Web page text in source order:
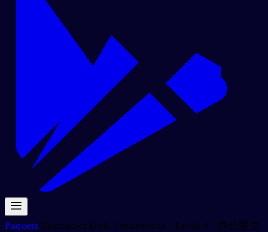
Paquets/Textbooks/HSK Coursebook - Level 4 - 办公室里